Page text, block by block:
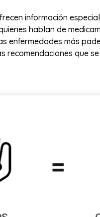
información
hablan de
enfermedades más
recomendaciones que